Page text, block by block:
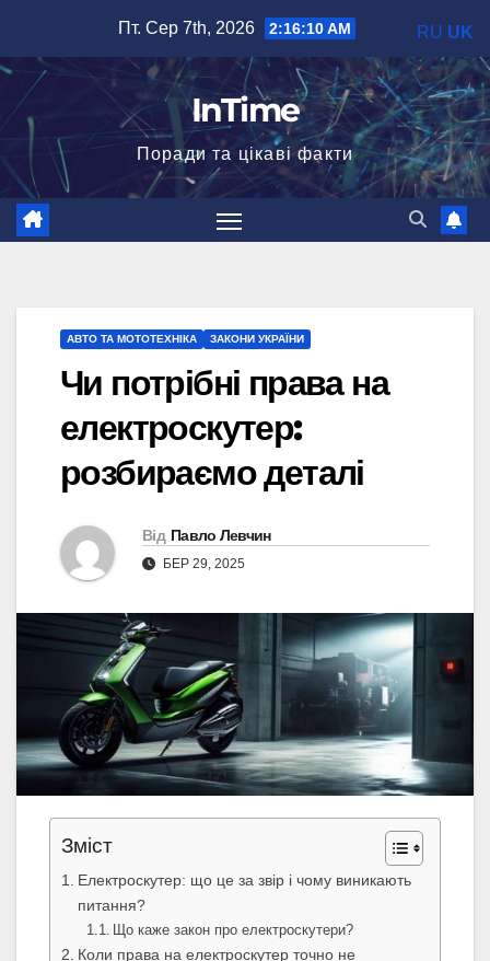
вмісту
Пт. Сер 7th, 2026 2:16:11 AM
InTime
Поради та цікаві факти
АВТО ТА МОТОТЕХНІКА ЗАКОНИ УКРАЇНИ
Чи потрібні права на
електроскутер:
розбираємо деталі
Від Павло Левчин
БЕР 29, 2025
Зміст
Електроскутер: що це за звір і чому виникають
питання?
Що каже закон про електроскутери?
Коли права на електроскутер точно не
RU UK